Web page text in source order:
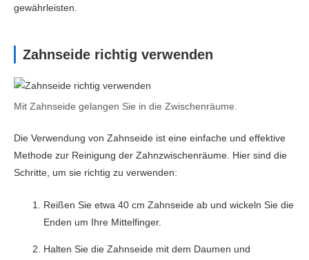
gewährleisten.
Zahnseide richtig verwenden
Mit Zahnseide gelangen Sie in die Zwischenräume.
Die Verwendung von Zahnseide ist eine einfache und effektive
Methode zur Reinigung der Zahnzwischenräume. Hier sind die
Schritte, um sie richtig zu verwenden:
Reißen Sie etwa 40 cm Zahnseide ab und wickeln Sie die
Enden um Ihre Mittelfinger.
Halten Sie die Zahnseide mit dem Daumen und